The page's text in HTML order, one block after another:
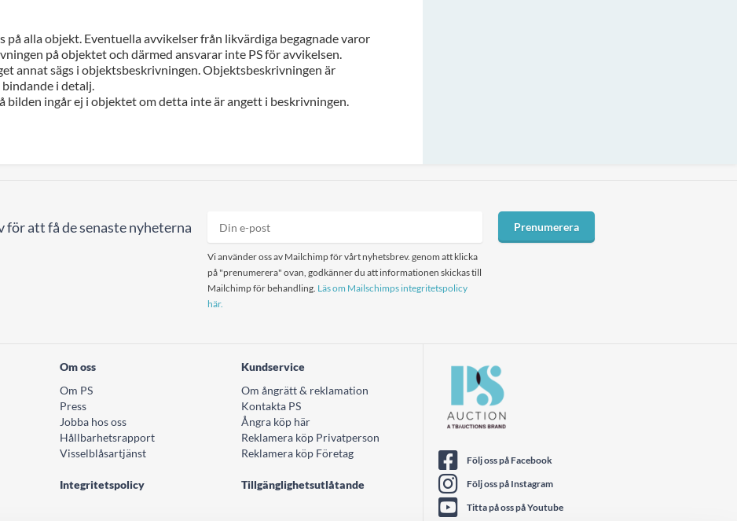
alla objekt. Eventuella avvikelser från likvärdiga begagnade varor
på objektet och därmed ansvarar inte PS för avvikelsen.
annat sägs i objektsbeskrivningen. Objektsbeskrivningen är
i detalj.
bilden ingår ej i objektet om detta inte är angett i beskrivningen.
att få de senaste nyheterna
Vi använder oss av Mailchimp för vårt nyhetsbrev. genom att klicka
på "prenumerera" ovan, godkänner du att informationen skickas till
Mailchimp för behandling. Läs om Mailschimps integritetspolicy
här.
Prenumerera
Följ oss på Facebook
Följ oss på Instagram
Titta på oss på Youtube
Om oss
Om PS
Press
Jobba hos oss
Hållbarhetsrapport
Visselblåsartjänst
Kundservice
Om ångrätt & reklamation
Kontakta PS
Ångra köp här
Reklamera köp Privatperson
Reklamera köp Företag
Integritetspolicy Tillgänglighetsutlåtande